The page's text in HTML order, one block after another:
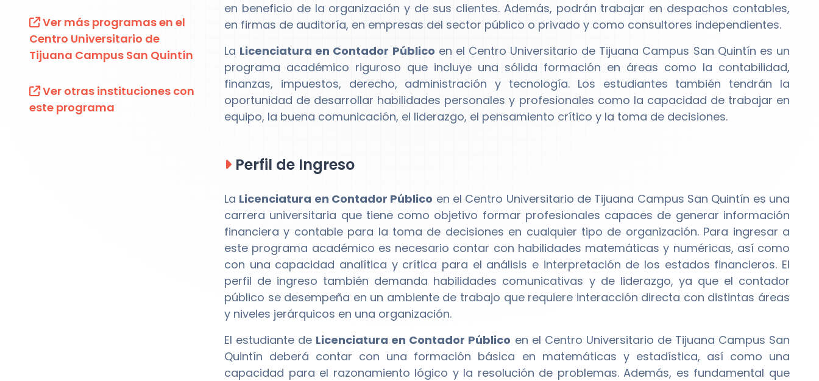
Ver más programas en el
Centro Universitario de
Tijuana Campus San Quintín
Ver otras instituciones con
este programa
en beneficio de la organización y de sus clientes. Además, podrán trabajar en despachos contables,
en firmas de auditoría, en empresas del sector público o privado y como consultores independientes.
La Licenciatura en Contador Público en el Centro Universitario de Tijuana Campus San Quintín es un
programa académico riguroso que incluye una sólida formación en áreas como la contabilidad,
finanzas, impuestos, derecho, administración y tecnología. Los estudiantes también tendrán la
oportunidad de desarrollar habilidades personales y profesionales como la capacidad de trabajar en
equipo, la buena comunicación, el liderazgo, el pensamiento crítico y la toma de decisiones.
Perfil de Ingreso
La Licenciatura en Contador Público en el Centro Universitario de Tijuana Campus San Quintín es una
carrera universitaria que tiene como objetivo formar profesionales capaces de generar información
financiera y contable para la toma de decisiones en cualquier tipo de organización. Para ingresar a
este programa académico es necesario contar con habilidades matemáticas y numéricas, así como
con una capacidad analítica y crítica para el análisis e interpretación de los estados financieros. El
perfil de ingreso también demanda habilidades comunicativas y de liderazgo, ya que el contador
público se desempeña en un ambiente de trabajo que requiere interacción directa con distintas áreas
y niveles jerárquicos en una organización.
El estudiante de Licenciatura en Contador Público en el Centro Universitario de Tijuana Campus San
Quintín deberá contar con una formación básica en matemáticas y estadística, así como una
capacidad para el razonamiento lógico y la resolución de problemas. Además, es fundamental que